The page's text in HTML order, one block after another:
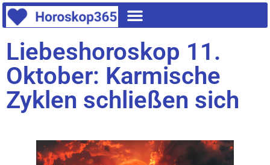
Liebeshoroskop 11.
Oktober: Karmische
Zyklen schließen sich